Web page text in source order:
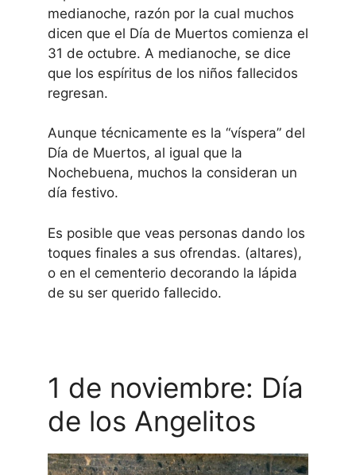
medianoche, razón por la cual muchos
dicen que el Día de Muertos comienza el
31 de octubre. A medianoche, se dice
que los espíritus de los niños fallecidos
regresan.
Aunque técnicamente es la “víspera” del
Día de Muertos, al igual que la
Nochebuena, muchos la consideran un
día festivo.
Es posible que veas personas dando los
toques finales a sus ofrendas. (altares),
o en el cementerio decorando la lápida
de su ser querido fallecido.
1 de noviembre: Día
de los Angelitos